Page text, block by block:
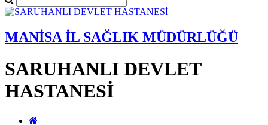
MANİSA İL SAĞLIK MÜDÜRLÜĞÜ
SARUHANLI DEVLET
HASTANESİ